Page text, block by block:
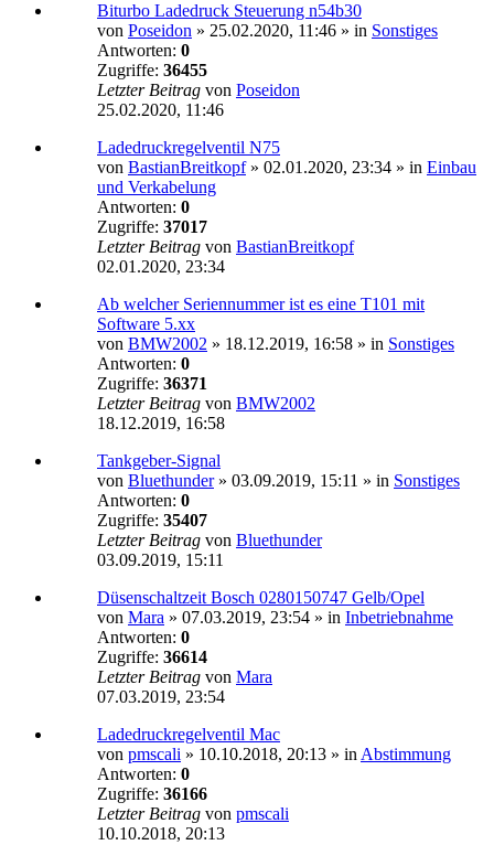
Biturbo Ladedruck Steuerung n54b30
von Poseidon » 25.02.2020, 11:46 » in Sonstiges
Antworten: 0
Zugriffe: 36455
Letzter Beitrag von Poseidon
25.02.2020, 11:46
Ladedruckregelventil N75
von BastianBreitkopf» 02.01.2020, 23:34 » in Einbau
und Verkabelung
Antworten: 0
Zugriffe: 37017
Letzter Beitrag von BastianBreitkopf
02.01.2020, 23:34
Ab welcher Seriennummer ist es eine T101 mit
Software 5.xx
von BMW2002 » 18.12.2019, 16:58 » in Sonstiges
Antworten: 0
Zugriffe: 36371
Letzter Beitrag von BMW2002
18.12.2019, 16:58
Tankgeber-Signal
von Bluethunder» 03.09.2019, 15:11 » in Sonstiges
Antworten: 0
Zugriffe: 35407
Letzter Beitrag von Bluethunder
03.09.2019, 15:11
Düsenschaltzeit Bosch 0280150747 Gelb/Opel
von Mara » 07.03.2019, 23:54 » in Inbetriebnahme
Antworten: 0
Zugriffe: 36614
Letzter Beitrag von Mara
07.03.2019, 23:54
Ladedruckregelventil Mac
von pmscali » 10.10.2018, 20:13 » in Abstimmung
Antworten: 0
Zugriffe: 36166
Letzter Beitrag von pmscali
10.10.2018, 20:13